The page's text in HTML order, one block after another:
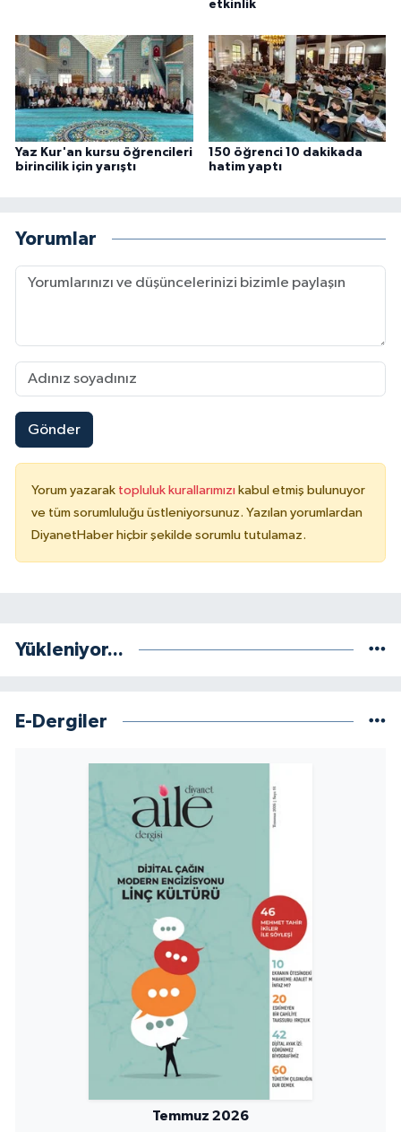
etkinlik
Yaz Kur'an kursu öğrencileri
birincilik için yarıştı
150 öğrenci 10 dakikada
hatim yaptı
Yorumlar
Gönder
Yorum yazarak topluluk kurallarımızı kabul etmiş bulunuyor
ve tüm sorumluluğu üstleniyorsunuz. Yazılan yorumlardan
DiyanetHaber hiçbir şekilde sorumlu tutulamaz.
Yükleniyor...
E-Dergiler
Temmuz 2026
Kars Müftülüğü
Kastamonu Müftülüğü
Kayseri Müftülüğü
Kırşehir Müftülüğü
Konya Müftülüğü
Kütahya Müftülüğü
Malatya Müftülüğü
Muğla Müftülüğü
Nevşehir Müftülüğü
Niğde Müftülüğü
Ordu Müftülüğü
Osmaniye Müftülüğü
Rize Müftülüğü
Sakarya Müftülüğü
Samsun Müftülüğü
Siirt Müftülüğü